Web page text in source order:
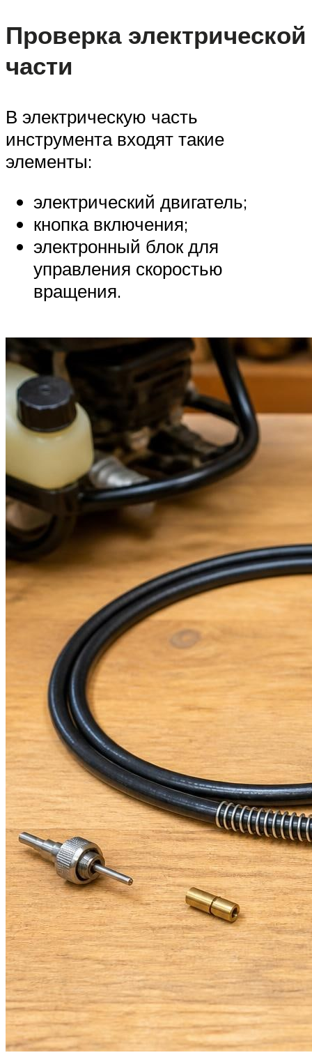
Проверка электрической
части
В электрическую часть
инструмента входят такие
элементы:
электрический двигатель;
кнопка включения;
электронный блок для
управления скоростью
вращения.